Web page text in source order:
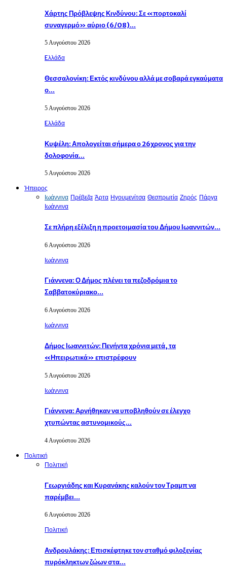
Χάρτης Πρόβλεψης Κινδύνου: Σε «πορτοκαλί
συναγερμό» αύριο (6/08)…
5 Αυγούστου 2026
Eλλάδα
Θεσσαλονίκη: Εκτός κινδύνου αλλά με σοβαρά εγκαύματα
ο…
5 Αυγούστου 2026
Eλλάδα
Κυψέλη: Απολογείται σήμερα ο 26χρονος για την
δολοφονία…
5 Αυγούστου 2026
Ήπειρος
Ιωάννινα Πρέβεζα Άρτα Ηγουμενίτσα Θεσπρωτία Ζηρός Πάργα
Ιωάννινα
Σε πλήρη εξέλιξη η προετοιμασία του Δήμου Ιωαννιτών…
6 Αυγούστου 2026
Ιωάννινα
Γιάννενα: Ο Δήμος πλένει τα πεζοδρόμια το
Σαββατοκύριακο…
6 Αυγούστου 2026
Ιωάννινα
Δήμος Ιωαννιτών: Πενήντα χρόνια μετά, τα
«Ηπειρωτικά» επιστρέφουν
5 Αυγούστου 2026
Ιωάννινα
Γιάννενα: Αρνήθηκαν να υποβληθούν σε έλεγχο
χτυπώντας αστυνομικούς…
4 Αυγούστου 2026
Πολιτική
Πολιτική
Γεωργιάδης και Κυρανάκης καλούν τον Τραμπ να
παρέμβει…
6 Αυγούστου 2026
Πολιτική
Ανδρουλάκης: Επισκέφτηκε τον σταθμό φιλοξενίας
πυρόκληκτων ζώων στα…